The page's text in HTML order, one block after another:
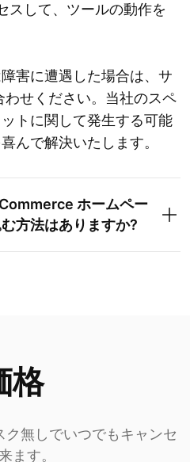
スして、ツールの動作を
害に遭遇した場合は、サ
せください。当社のスペ
トに関して発生する可能
んで解決いたします。
ホームペー
方法はありますか?
格
無しでいつでもキャンセ
ます。